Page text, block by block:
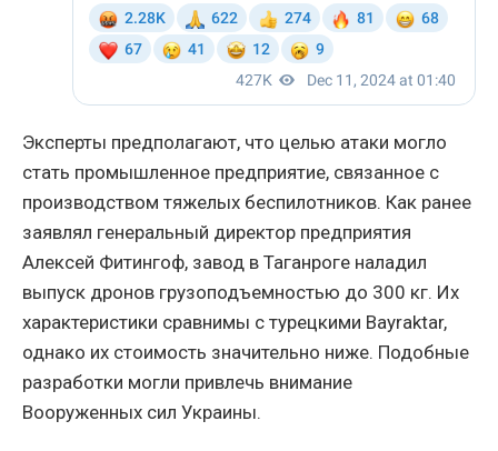
Эксперты предполагают, что целью атаки могло
стать промышленное предприятие, связанное с
производством тяжелых беспилотников. Как ранее
заявлял генеральный директор предприятия
Алексей Фитингоф, завод в Таганроге наладил
выпуск дронов грузоподъемностью до 300 кг. Их
характеристики сравнимы с турецкими Bayraktar,
однако их стоимость значительно ниже. Подобные
разработки могли привлечь внимание
Вооруженных сил Украины.